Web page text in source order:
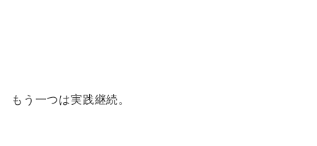
もう一つは実践継続。